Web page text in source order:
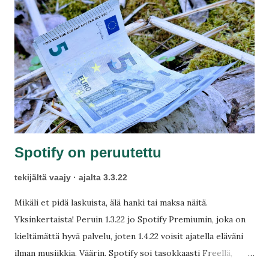
Spotify on peruutettu
tekijältä vaajy ajalta 3.3.22
Mikäli et pidä laskuista, älä hanki tai maksa näitä.
Yksinkertaista! Peruin 1.3.22 jo Spotify Premiumin, joka on
kieltämättä hyvä palvelu, joten 1.4.22 voisit ajatella eläväni
ilman musiikkia. Väärin. Spotify soi tasokkaasti Freellä,